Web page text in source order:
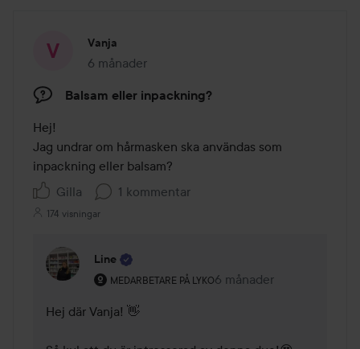
Vanja
6 månader
Inlägget skapades 6 månader
Balsam eller inpackning?
Hej!
Jag undrar om hårmasken ska användas som
inpackning eller balsam?
Gilla
1 kommentar
174 visningar
Line
MEDARBETARE PÅ LYKO
Användarens roll: Medarbetare på Lyko.
6 månader
Kommentaren lades 6
Hej där Vanja! 👋